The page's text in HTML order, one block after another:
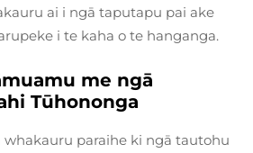
ai i ngā taputapu pai ake
i te kaha o te hanganga.
me ngā
Tūhononga
whakauru paraihe ki ngā tautohu